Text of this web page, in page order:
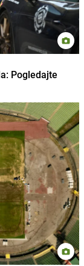
Pogledajte